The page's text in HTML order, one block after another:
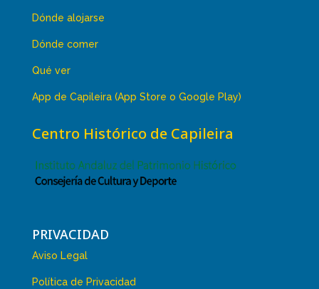
Dónde alojarse
Dónde comer
Qué ver
App de Capileira (App Store o Google Play)
Centro Histórico de Capileira
PRIVACIDAD
Aviso Legal
Política de Privacidad